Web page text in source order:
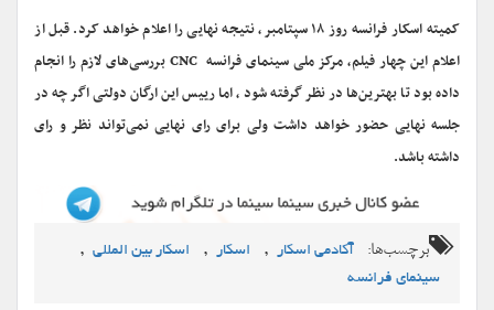
کمیته اسکار فرانسه روز ۱۸ سپتامبر، نتیجه نهایی را اعلام خواهد کرد. قبل از
اعلام این چهار فیلم، مرکز ملی سینمای فرانسه CNC بررسی‌های لازم را انجام
داده بود تا بهترین‌ها در نظر گرفته شود ، اما رییس این ارگان دولتی اگر چه در
جلسه نهایی حضور خواهد داشت ولی برای رای نهایی نمی‌تواند نظر و رای
داشته باشد.
برچسب‌ها: آکادمی اسکار , اسکار , اسکار بین المللی ,
سینمای فرانسه